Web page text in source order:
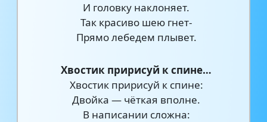
И головку наклоняет.
Так красиво шею гнет-
Прямо лебедем плывет.
Хвостик пририсуй к спине…
Хвостик пририсуй к спине:
Двойка — чёткая вполне.
В написании сложна: